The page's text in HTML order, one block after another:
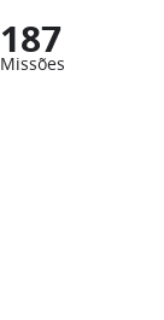
187
Missões